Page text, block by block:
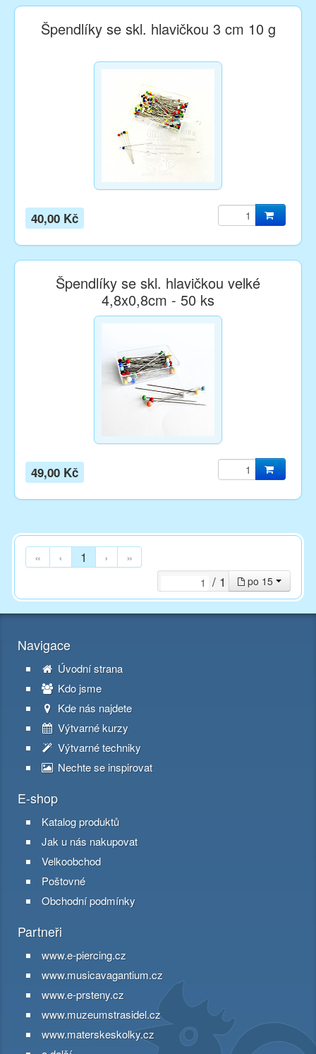
Špendlíky se skl. hlavičkou 3 cm 10 g
40,00 Kč
Špendlíky se skl. hlavičkou velké
4,8x0,8cm - 50 ks
49,00 Kč
« ‹ 1 › »
po 15
/ 1
Navigace
Úvodní strana
Kdo jsme
Kde nás najdete
Výtvarné kurzy
Výtvarné techniky
Nechte se inspirovat
E-shop
Katalog produktů
Jak u nás nakupovat
Velkoobchod
Poštovné
Obchodní podmínky
Partneři
www.e-piercing.cz
www.musicavagantium.cz
www.e-prsteny.cz
www.muzeumstrasidel.cz
www.materskeskolky.cz